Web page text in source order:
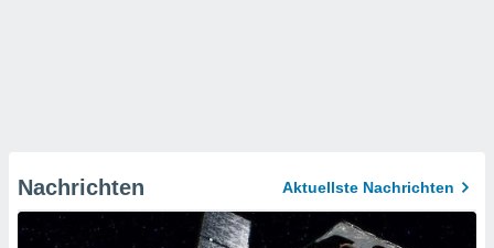
Nachrichten Aktuellste Nachrichten